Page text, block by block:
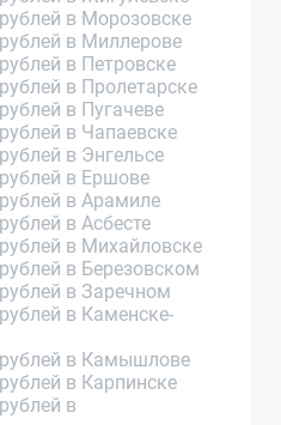
в Морозовске
в Миллерове
в Петровске
в Пролетарске
в Пугачеве
в Чапаевске
в Энгельсе
в Ершове
в Арамиле
в Асбесте
в Михайловске
в Березовском
в Заречном
в Каменске-
в Камышлове
в Карпинске
в